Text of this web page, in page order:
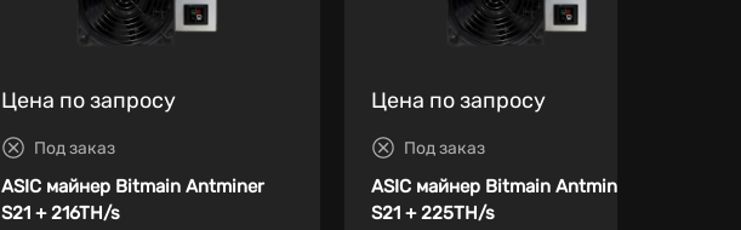
Цена по запросу
Под заказ
ASIC майнер Bitmain Antminer
S21 + 216TH/s
Цена по запросу
Под заказ
ASIC майнер Bitmain Antminer
S21 + 225TH/s